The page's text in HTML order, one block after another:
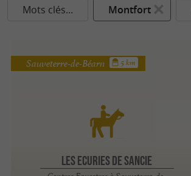
Mots clés... Montfort
LES ECURIES DE SANCIE
Sauveterre-de-Béarn 5 km